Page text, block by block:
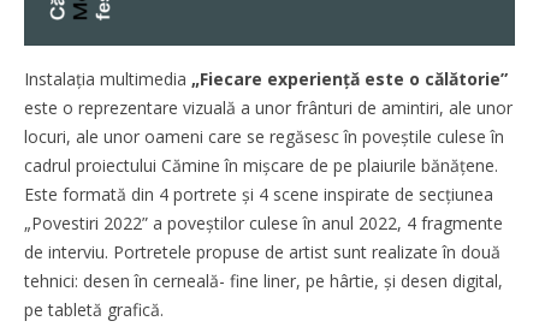
Instalația multimedia „Fiecare experiență este o călătorie”
este o reprezentare vizuală a unor frânturi de amintiri, ale unor
locuri, ale unor oameni care se regăsesc în poveștile culese în
cadrul proiectului Cămine în mișcare de pe plaiurile bănățene.
Este formată din 4 portrete și 4 scene inspirate de secțiunea
„Povestiri 2022” a poveștilor culese în anul 2022, 4 fragmente
de interviu. Portretele propuse de artist sunt realizate în două
tehnici: desen în cerneală- fine liner, pe hârtie, și desen digital,
pe tabletă grafică.